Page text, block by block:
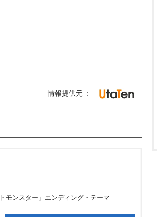
情報提供元
モンスター」エンディング・テーマ